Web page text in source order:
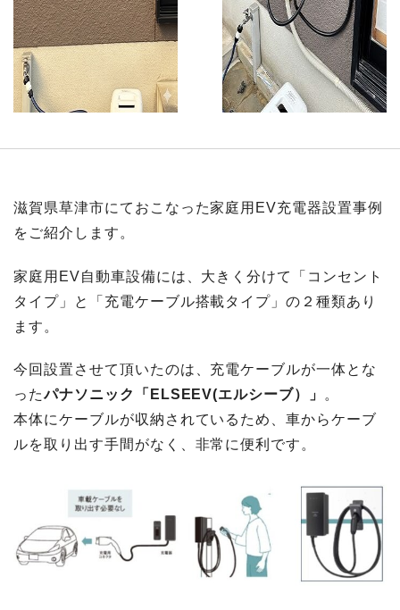
滋賀県草津市にておこなった家庭用EV充電器設置事例
をご紹介します。
家庭用EV自動車設備には、大きく分けて「コンセント
タイプ」と「充電ケーブル搭載タイプ」の２種類あり
ます。
今回設置させて頂いたのは、充電ケーブルが一体とな
ったパナソニック「ELSEEV(エルシーブ）」
。
本体にケーブルが収納されているため、車からケーブ
ルを取り出す手間がなく、非常に便利です。